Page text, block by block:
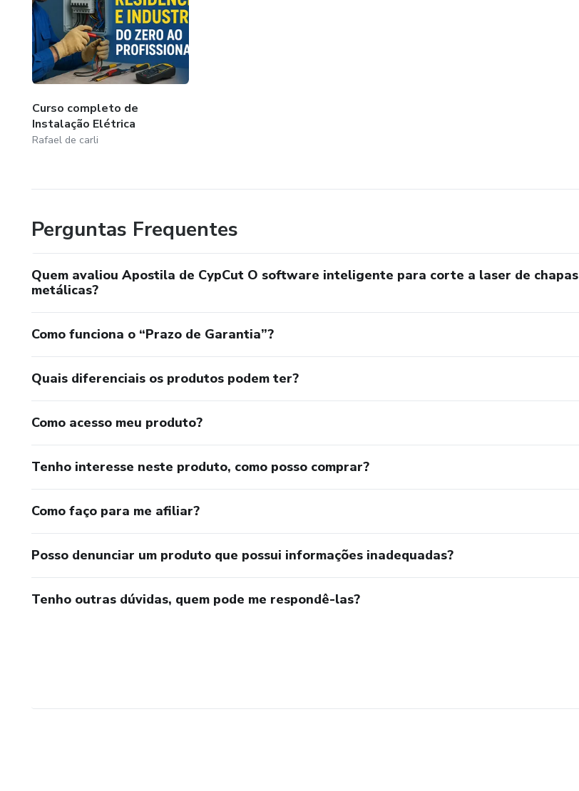
Curso completo de
Instalação Elétrica
Rafael de carli
Perguntas Frequentes
Quem avaliou Apostila de CypCut O software inteligente para corte a laser de chapas
metálicas?
Como funciona o “Prazo de Garantia”?
Quais diferenciais os produtos podem ter?
Como acesso meu produto?
Tenho interesse neste produto, como posso comprar?
Como faço para me afiliar?
Posso denunciar um produto que possui informações inadequadas?
Tenho outras dúvidas, quem pode me respondê-las?